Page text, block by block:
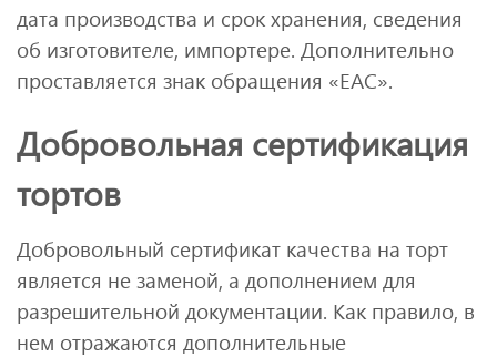
дата производства и срок хранения, сведения
об изготовителе, импортере. Дополнительно
проставляется знак обращения «ЕАС».
Добровольная сертификация
тортов
Добровольный сертификат качества на торт
является не заменой, а дополнением для
разрешительной документации. Как правило, в
нем отражаются дополнительные